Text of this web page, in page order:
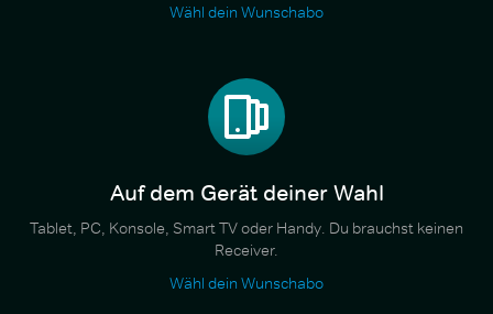
Wähl dein Wunschabo
Auf dem Gerät deiner Wahl
Tablet, PC, Konsole, Smart TV oder Handy. Du brauchst keinen
Receiver.
Wähl dein Wunschabo